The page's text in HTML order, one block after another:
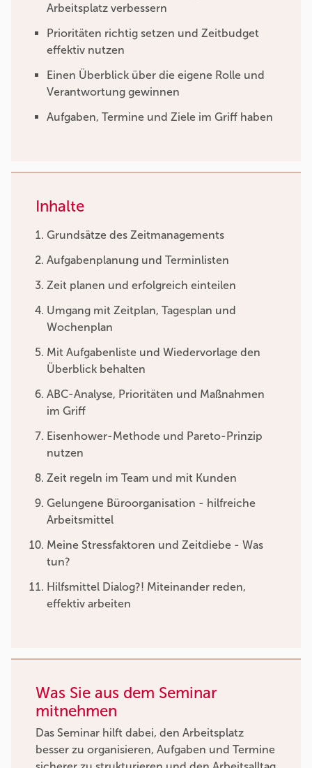
Arbeitsplatz verbessern
Prioritäten richtig setzen und Zeitbudget
effektiv nutzen
Einen Überblick über die eigene Rolle und
Verantwortung gewinnen
Aufgaben, Termine und Ziele im Griff haben
Inhalte
Grundsätze des Zeitmanagements
Aufgabenplanung und Terminlisten
Zeit planen und erfolgreich einteilen
Umgang mit Zeitplan, Tagesplan und
Wochenplan
Mit Aufgabenliste und Wiedervorlage den
Überblick behalten
ABC-Analyse, Prioritäten und Maßnahmen
im Griff
Eisenhower-Methode und Pareto-Prinzip
nutzen
Zeit regeln im Team und mit Kunden
Gelungene Büroorganisation - hilfreiche
Arbeitsmittel
Meine Stressfaktoren und Zeitdiebe - Was
tun?
Hilfsmittel Dialog?! Miteinander reden,
effektiv arbeiten
Was Sie aus dem Seminar
mitnehmen
Das Seminar hilft dabei, den Arbeitsplatz
besser zu organisieren, Aufgaben und Termine